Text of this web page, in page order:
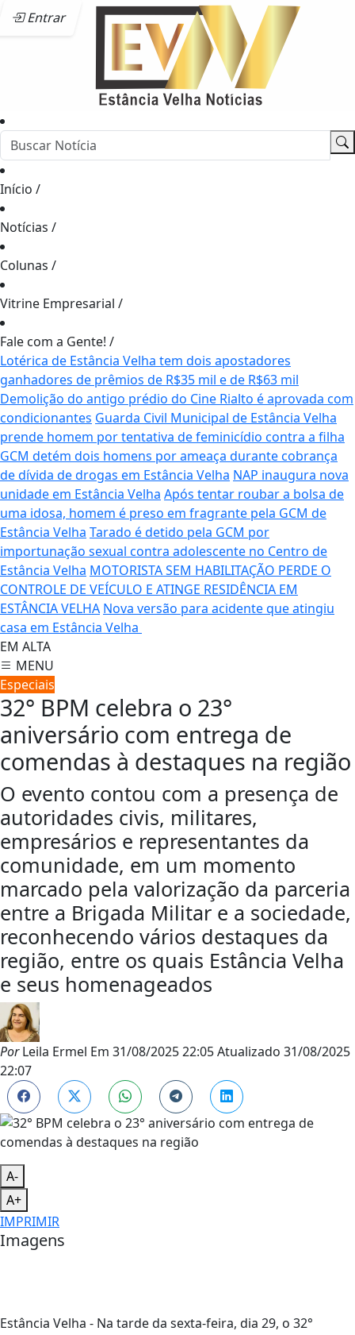
Entrar
Início /
Notícias /
Colunas /
Vitrine Empresarial /
Fale com a Gente! /
Lotérica de Estância Velha tem dois apostadores
ganhadores de prêmios de R$35 mil e de R$63 mil
Demolição do antigo prédio do Cine Rialto é aprovada com
condicionantes Guarda Civil Municipal de Estância Velha
prende homem por tentativa de feminicídio contra a filha
GCM detém dois homens por ameaça durante cobrança
de dívida de drogas em Estância Velha NAP inaugura nova
unidade em Estância Velha Após tentar roubar a bolsa de
uma idosa, homem é preso em fragrante pela GCM de
Estância Velha Tarado é detido pela GCM por
importunação sexual contra adolescente no Centro de
Estância Velha MOTORISTA SEM HABILITAÇÃO PERDE O
CONTROLE DE VEÍCULO E ATINGE RESIDÊNCIA EM
ESTÂNCIA VELHA Nova versão para acidente que atingiu
casa em Estância Velha
EM ALTA
MENU
Especiais
32° BPM celebra o 23°
aniversário com entrega de
comendas à destaques na região
O evento contou com a presença de
autoridades civis, militares,
empresários e representantes da
comunidade, em um momento
marcado pela valorização da parceria
entre a Brigada Militar e a sociedade,
reconhecendo vários destaques da
região, entre os quais Estância Velha
e seus homenageados
PorLeila Ermel Em 31/08/2025 22:05Atualizado 31/08/2025
22:07
A-
A+
IMPRIMIR
Imagens
Estância Velha - Na tarde da sexta-feira, dia 29, o 32°